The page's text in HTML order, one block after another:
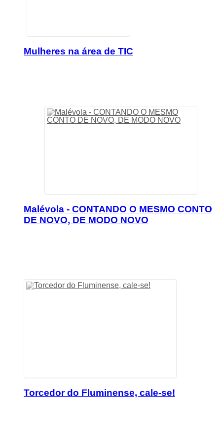
Mulheres na área de TIC
Malévola - CONTANDO O MESMO CONTO
DE NOVO, DE MODO NOVO
Torcedor do Fluminense, cale-se!